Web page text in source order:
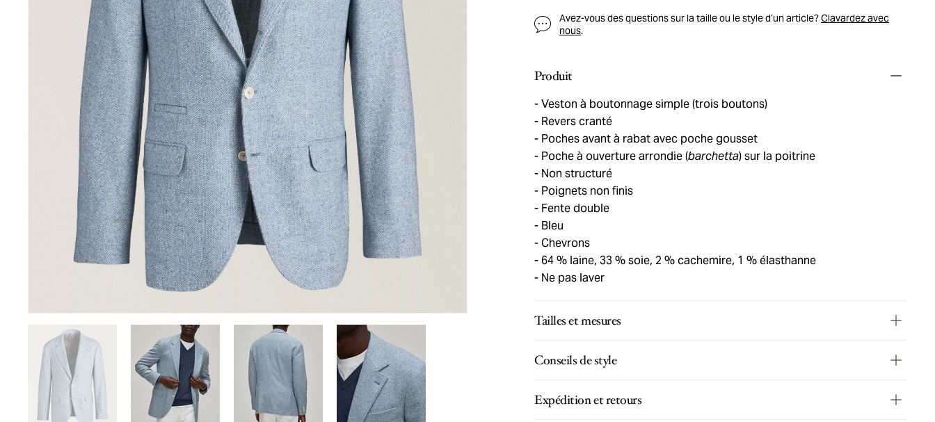
Avez-vous des questions sur la taille ou le style d’un article?Clavardez avec
nous.
Produit
Veston à boutonnage simple (trois boutons)
Revers cranté
Poches avant à rabat avec poche gousset
Poche à ouverture arrondie (barchetta) sur la poitrine
Non structuré
Poignets non finis
Fente double
Bleu
Chevrons
64 % laine, 33 % soie, 2 % cachemire, 1 % élasthanne
Ne pas laver
Tailles et mesures
Conseils de style
Expédition et retours